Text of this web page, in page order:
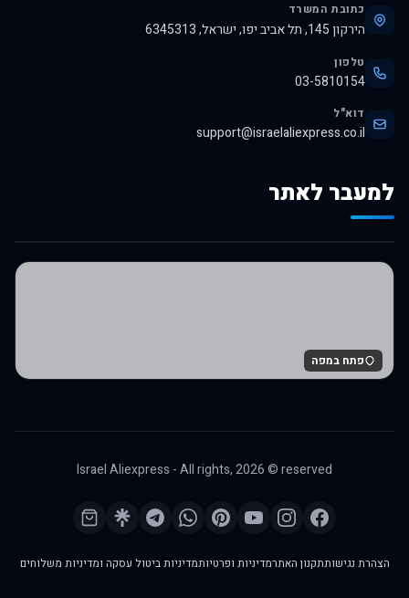
כתובת המשרד
הירקון 145, תל אביב יפו, ישראל, 6345313
טלפון
03-5810154
דוא"ל
support@israelaliexpress.co.il
למעבר לאתר
לרכישה באלי אקספרס
פתח במפה
Israel Aliexpress - All rights,2026© reserved
הצהרת נגישותתקנון האתרמדיניות ופרטיותמדיניות ביטול עסקה ומדיניות משלוחים